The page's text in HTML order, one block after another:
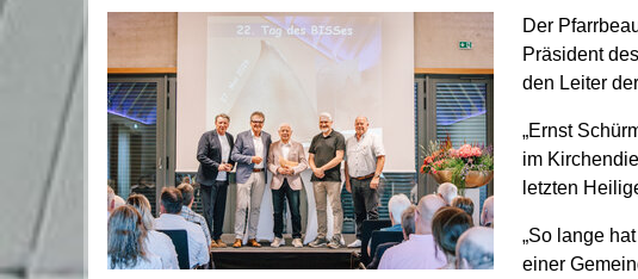
Der
Präsident
den Leiter
„Ernst
im
letzten
„So lange
einer